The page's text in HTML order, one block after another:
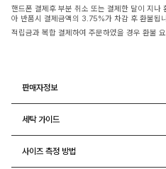
핸드폰 결제후 부분 취소 또는 결제한 달이 지나
아 반품시 결제금액의 3.75%가 차감 후 환불됩
적립금과 복합 결제하여 주문하였을 경우 환불
판매자정보
세탁 가이드
사이즈 측정 방법